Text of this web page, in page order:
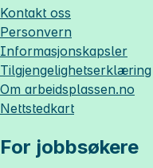
Kontakt oss
Personvern
Informasjonskapsler
Tilgjengelighetserklæring
Om arbeidsplassen.no
Nettstedkart
For jobbsøkere